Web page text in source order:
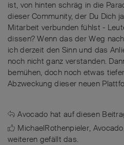
ist, von hinten schräg in die
dieser Community, der Du Dich
Mitarbeit verbunden fühlst -
dissen? Wenn das der Weg
ich derzeit den Sinn und das
noch nicht ganz verstanden.
bemühen, doch noch etwas
Abzweckung dieser neuen
Avocado hat auf diesen
MichaelRothenpieler, Avocado
weiteren gefällt das.